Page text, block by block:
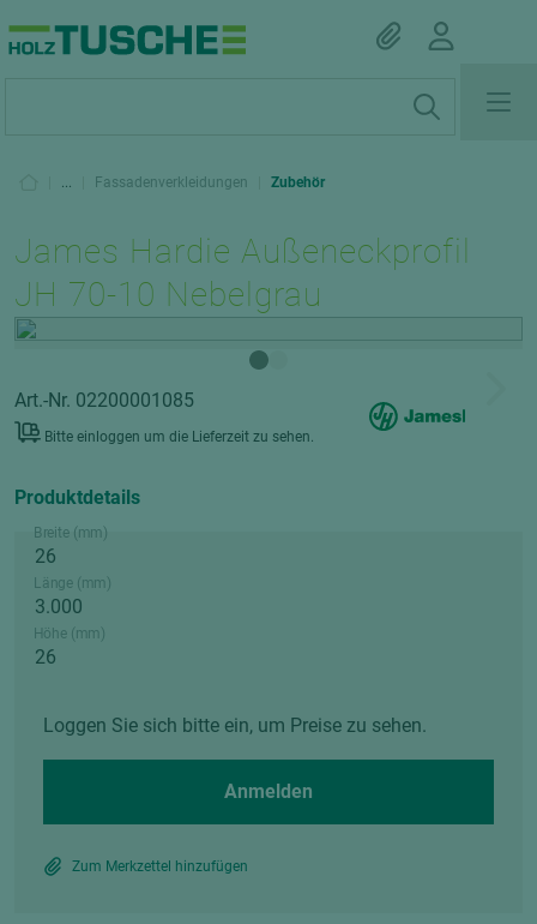
... Fassadenverkleidungen Zubehör
James Hardie Außeneckprofil
JH 70-10 Nebelgrau
Art.-Nr. 02200001085
Bitte einloggen um die Lieferzeit zu sehen.
Produktdetails
Breite (mm)
Länge (mm)
Höhe (mm)
Loggen Sie sich bitte ein, um Preise zu sehen.
Anmelden
Zum Merkzettel hinzufügen